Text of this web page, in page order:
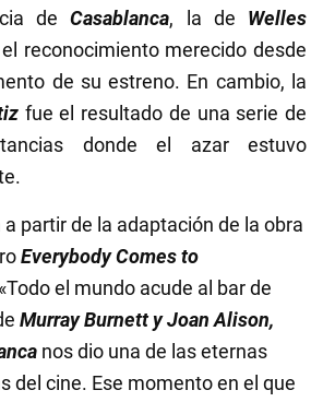
deCasablanca, la de Welles
reconocimiento merecido desde
de su estreno. En cambio, la
fue el resultado de una serie de
donde el azar estuvo
a partir de la adaptación de la obra
Everybody Comes to
el mundo acude al bar de
Murray Burnett y Joan Alison,
nos dio una de las eternas
del cine. Ese momento en el que